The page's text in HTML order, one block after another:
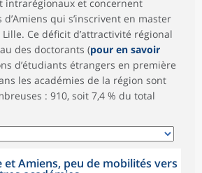
intrarégionaux et concernent
d’Amiens qui s’inscrivent en master
Lille. Ce déficit d’attractivité régional
des doctorants (pour en savoir
d’étudiants étrangers en première
les académies de la région sont
: 910, soit 7,4 % du total
et Amiens, peu de mobilités vers